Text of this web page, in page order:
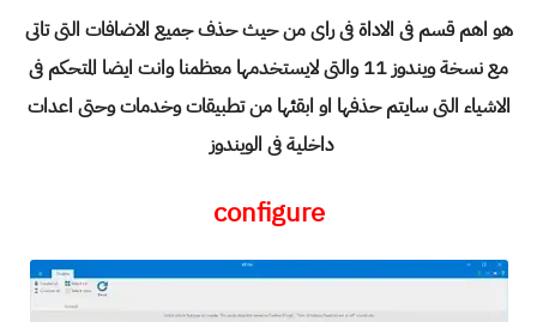
هو اهم قسم فى الاداة فى راى من حيث حذف جميع الاضافات التى تاتى
مع نسخة ويندوز 11 والتى لايستخدمها معظمنا وانت ايضا المتحكم فى
الاشياء التى سايتم حذفها او ابقئها من تطبيقات وخدمات وحتى اعدات
داخلية فى الويندوز
configure